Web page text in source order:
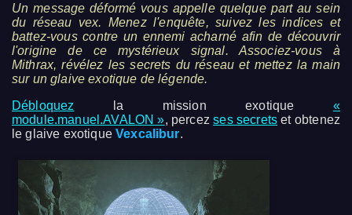
Un message déformé vous appelle quelque part au sein
du réseau vex. Menez l'enquête, suivez les indices et
battez-vous contre un ennemi acharné afin de découvrir
l'origine de ce mystérieux signal. Associez-vous à
Mithrax, révélez les secrets du réseau et mettez la main
sur un glaive exotique de légende.
Débloquez la mission exotique «
module.manuel.AVALON », percezses secrets et obtenez
le glaive exotiqueVexcalibur.